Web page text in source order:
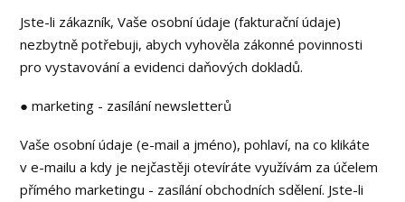
Jste-li zákazník, Vaše osobní údaje (fakturační údaje)
nezbytně potřebuji, abych vyhověla zákonné povinnosti
pro vystavování a evidenci daňových dokladů.
● marketing - zasílání newsletterů
Vaše osobní údaje (e-mail a jméno), pohlaví, na co klikáte
v e-mailu a kdy je nejčastěji otevíráte využívám za účelem
přímého marketingu - zasílání obchodních sdělení. Jste-li